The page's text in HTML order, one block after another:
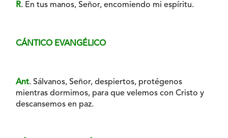
R. En tus manos, Señor, encomiendo mi espíritu.
CÁNTICO EVANGÉLICO
Ant. Sálvanos, Señor, despiertos, protégenos
mientras dormimos, para que velemos con Cristo y
descansemos en paz.